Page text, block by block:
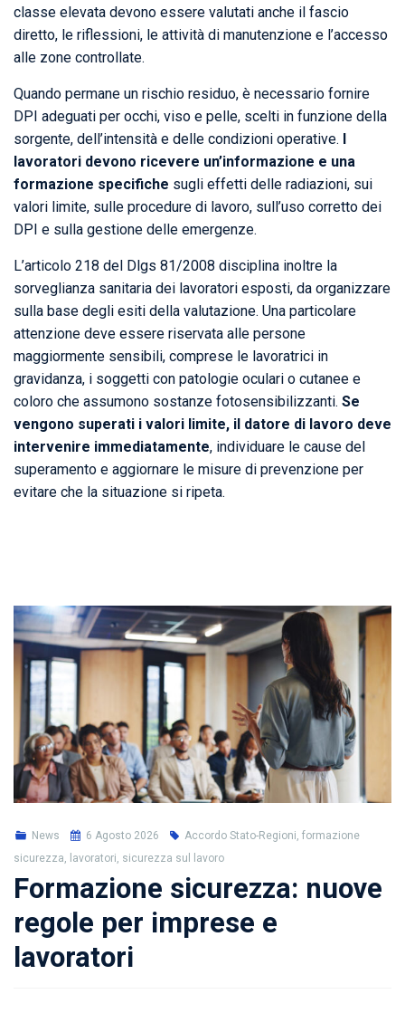
classe elevata devono essere valutati anche il fascio
diretto, le riflessioni, le attività di manutenzione e l’accesso
alle zone controllate.
Quando permane un rischio residuo, è necessario fornire
DPI adeguati per occhi, viso e pelle, scelti in funzione della
sorgente, dell’intensità e delle condizioni operative. I
lavoratori devono ricevere un’informazione e una
formazione specifiche sugli effetti delle radiazioni, sui
valori limite, sulle procedure di lavoro, sull’uso corretto dei
DPI e sulla gestione delle emergenze.
L’articolo 218 del Dlgs 81/2008 disciplina inoltre la
sorveglianza sanitaria dei lavoratori esposti, da organizzare
sulla base degli esiti della valutazione. Una particolare
attenzione deve essere riservata alle persone
maggiormente sensibili, comprese le lavoratrici in
gravidanza, i soggetti con patologie oculari o cutanee e
coloro che assumono sostanze fotosensibilizzanti. Se
vengono superati i valori limite, il datore di lavoro deve
intervenire immediatamente, individuare le cause del
superamento e aggiornare le misure di prevenzione per
evitare che la situazione si ripeta.
News 6 Agosto 2026
Accordo Stato-Regioni, formazione
sicurezza, lavoratori, sicurezza sul lavoro
Formazione sicurezza: nuove
regole per imprese e
lavoratori